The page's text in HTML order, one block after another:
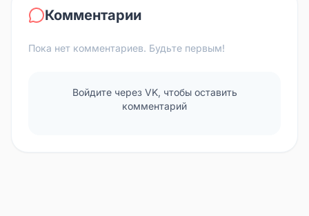
Комментарии
Пока нет комментариев. Будьте первым!
Войдите через VK, чтобы оставить
комментарий